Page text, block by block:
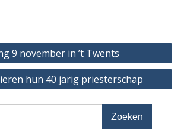
9 november in ’t Twents
hun 40 jarig priesterschap